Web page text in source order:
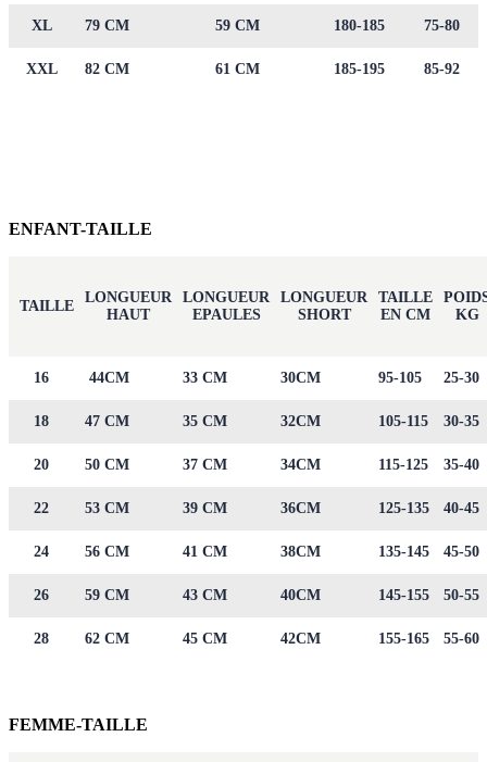
XL 79 CM 59 CM 180-185 75-80
XXL 82 CM 61 CM 185-195 85-92
ENFANT-TAILLE
TAILLE
LONGUEUR
HAUT
LONGUEUR
EPAULES
LONGUEUR
SHORT
TAILLE
EN CM
KG
16 44CM 33 CM 30CM 95-105 25-30
18 47 CM 35 CM 32CM 105-115 30-35
20 50 CM 37 CM 34CM 115-125 35-40
22 53 CM 39 CM 36CM 125-135 40-45
24 56 CM 41 CM 38CM 135-145 45-50
26 59 CM 43 CM 40CM 145-155 50-55
28 62 CM 45 CM 42CM 155-165 55-60
FEMME-TAILLE